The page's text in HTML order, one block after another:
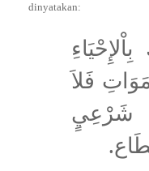
dinyatakan:
فَلاَ
شَرْعِيٍ